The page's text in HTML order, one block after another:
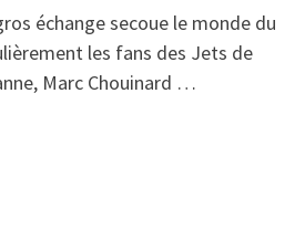
échange secoue le monde du
les fans des Jets de
Marc Chouinard …